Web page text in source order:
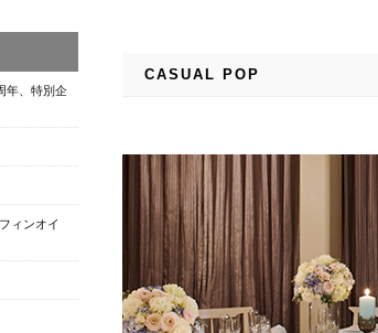
CASUAL POP
年、特別企
ィンオイ